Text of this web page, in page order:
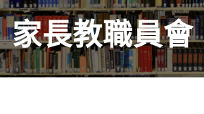
家長教職員會